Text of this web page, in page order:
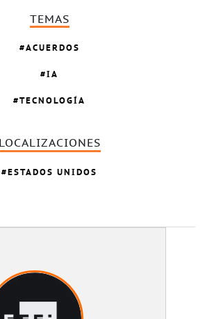
TEMAS
ACUERDOS
IA
TECNOLOGÍA
LOCALIZACIONES
ESTADOS UNIDOS